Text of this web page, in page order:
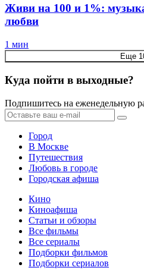
Живи на 100 и 1%:
любви
1 мин
Еще
Куда пойти в выходные?
Подпишитесь на еженедельную
Город
В Москве
Путешествия
Любовь в городе
Городская афиша
Кино
Киноафиша
Статьи и обзоры
Все фильмы
Все сериалы
Подборки фильмов
Подборки сериалов